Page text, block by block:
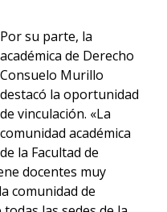
Por su parte, la
académica de Derecho
Consuelo Murillo
destacó la oportunidad
de vinculación. «La
comunidad académica
de la Facultad de
docentes muy
comunidad de